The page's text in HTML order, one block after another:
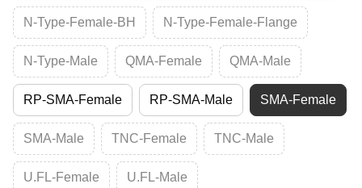
N-Type-Female-BH N-Type-Female-Flange
N-Type-Male QMA-Female QMA-Male
RP-SMA-Female RP-SMA-Male SMA-Female
SMA-Male TNC-Female TNC-Male
U.FL-Female U.FL-Male